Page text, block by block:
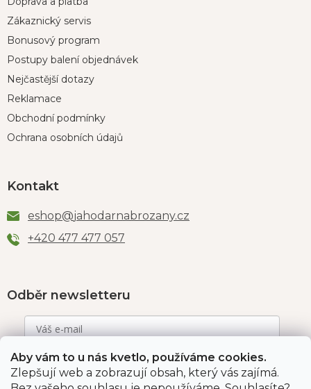
Aby vám to u nás kvetlo, používáme cookies.
Zlepšují web a zobrazují obsah, který vás zajímá.
Zákaznický servis
Bonusový program
Postupy balení objednávek
Nejčastější dotazy
Reklamace
Obchodní podmínky
Ochrana osobních údajů
Kontakt
eshop@jahodarnabrozany.cz
+420 477 477 057
Odběr newsletteru
Vložením e-mailu souhlasíte s podmínkamiochrany
osobních údajů.